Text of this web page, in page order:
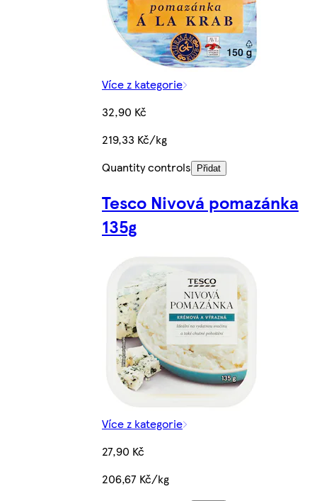
Více z kategorie
32,90 Kč
219,33 Kč/kg
Quantity controls
Přidat
Tesco Nivová pomazánka
135g
Více z kategorie
27,90 Kč
206,67 Kč/kg